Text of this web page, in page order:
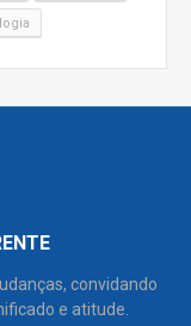
convidando
e atitude.